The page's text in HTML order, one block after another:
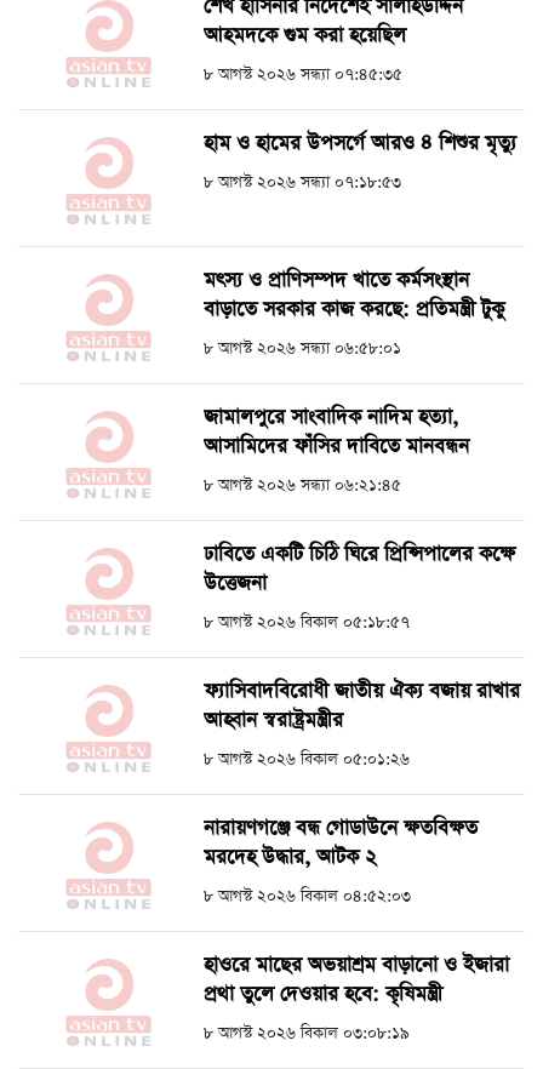
শেখ হাসিনার নির্দেশেই সালাহউদ্দিন
আহমদকে গুম করা হয়েছিল
৮ আগস্ট ২০২৬ সন্ধ্যা ০৭:৪৫:৩৫
হাম ও হামের উপসর্গে আরও ৪ শিশুর মৃত্যু
৮ আগস্ট ২০২৬ সন্ধ্যা ০৭:১৮:৫৩
মৎস্য ও প্রাণিসম্পদ খাতে কর্মসংস্থান
বাড়াতে সরকার কাজ করছে: প্রতিমন্ত্রী টুকু
৮ আগস্ট ২০২৬ সন্ধ্যা ০৬:৫৮:০১
জামালপুরে সাংবাদিক নাদিম হত্যা,
আসামিদের ফাঁসির দাবিতে মানবন্ধন
৮ আগস্ট ২০২৬ সন্ধ্যা ০৬:২১:৪৫
ঢাবিতে একটি চিঠি ঘিরে প্রিন্সিপালের কক্ষে
উত্তেজনা
৮ আগস্ট ২০২৬ বিকাল ০৫:১৮:৫৭
ফ্যাসিবাদবিরোধী জাতীয় ঐক্য বজায় রাখার
আহ্বান স্বরাষ্ট্রমন্ত্রীর
৮ আগস্ট ২০২৬ বিকাল ০৫:০১:২৬
নারায়ণগঞ্জে বন্ধ গোডাউনে ক্ষতবিক্ষত
মরদেহ উদ্ধার, আটক ২
৮ আগস্ট ২০২৬ বিকাল ০৪:৫২:০৩
হাওরে মাছের অভয়াশ্রম বাড়ানো ও ইজারা
প্রথা তুলে দেওয়ার হবে: কৃষিমন্ত্রী
৮ আগস্ট ২০২৬ বিকাল ০৩:০৮:১৯